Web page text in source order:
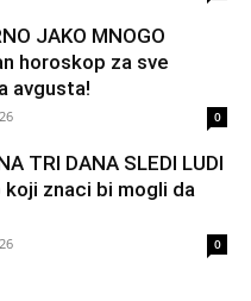
JAKO MNOGO
horoskop za sve
avgusta!
0
TRI DANA SLEDI LUDI
koji znaci bi mogli da
0